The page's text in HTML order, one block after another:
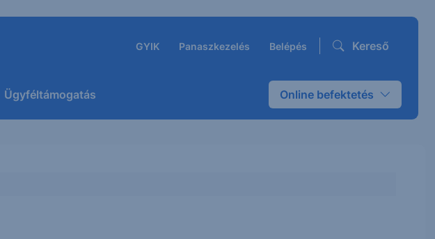
GYIK Panaszkezelés Belépés Kereső
Ügyféltámogatás Online befektetés